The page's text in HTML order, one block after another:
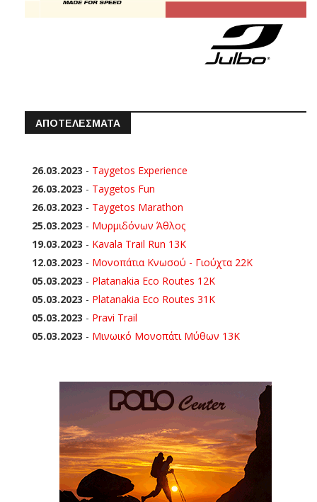
ΑΠΟΤΕΛΕΣΜΑΤΑ
26.03.2023 - Taygetos Experience
26.03.2023 - Taygetos Fun
26.03.2023 - Taygetos Marathon
25.03.2023 - Μυρμιδόνων Άθλος
19.03.2023 - Kavala Trail Run 13K
12.03.2023 - Μονοπάτια Κνωσού - Γιούχτα 22Κ
05.03.2023 - Platanakia Eco Routes 12K
05.03.2023 - Platanakia Eco Routes 31K
05.03.2023 - Pravi Trail
05.03.2023 - Μινωικό Μονοπάτι Μύθων 13Κ